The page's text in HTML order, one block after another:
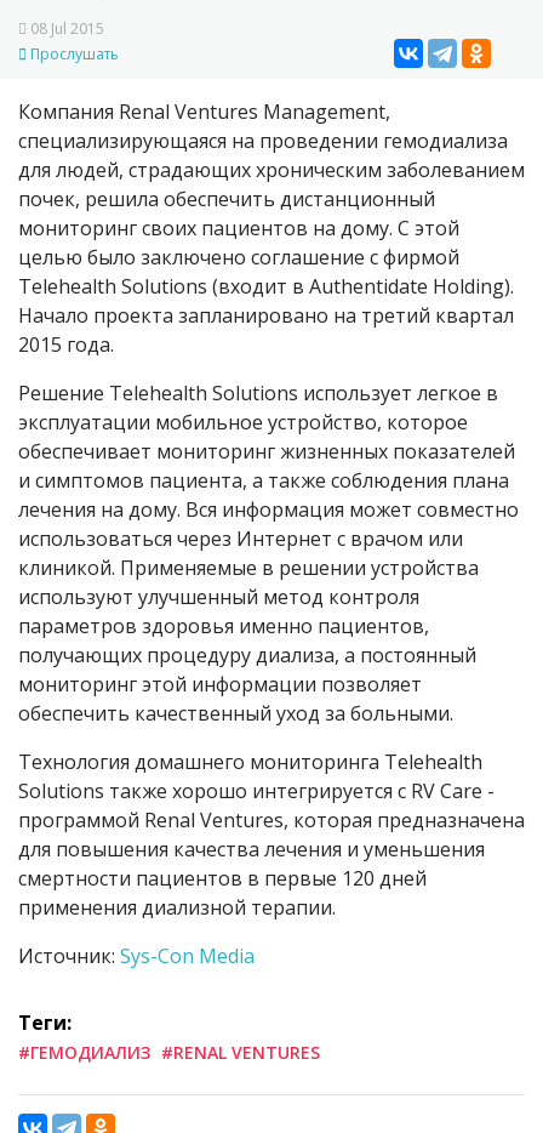
08 Jul 2015
Прослушать
Компания Renal Ventures Management,
специализирующаяся на проведении гемодиализа
для людей, страдающих хроническим заболеванием
почек, решила обеспечить дистанционный
мониторинг своих пациентов на дому. С этой
целью было заключено соглашение с фирмой
Telehealth Solutions (входит в Authentidate Holding).
Начало проекта запланировано на третий квартал
2015 года.
Решение Telehealth Solutions использует легкое в
эксплуатации мобильное устройство, которое
обеспечивает мониторинг жизненных показателей
и симптомов пациента, а также соблюдения плана
лечения на дому. Вся информация может совместно
использоваться через Интернет с врачом или
клиникой. Применяемые в решении устройства
используют улучшенный метод контроля
параметров здоровья именно пациентов,
получающих процедуру диализа, а постоянный
мониторинг этой информации позволяет
обеспечить качественный уход за больными.
Технология домашнего мониторинга Telehealth
Solutions также хорошо интегрируется с RV Care -
программой Renal Ventures, которая предназначена
для повышения качества лечения и уменьшения
смертности пациентов в первые 120 дней
применения диализной терапии.
Источник: Sys-Con Media
Теги:
#ГЕМОДИАЛИЗ #RENAL VENTURES